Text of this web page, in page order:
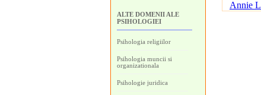
ALTE DOMENII ALE
PSIHOLOGIEI
Psihologia religiilor
Psihologia muncii si
organizationala
Psihologie juridica